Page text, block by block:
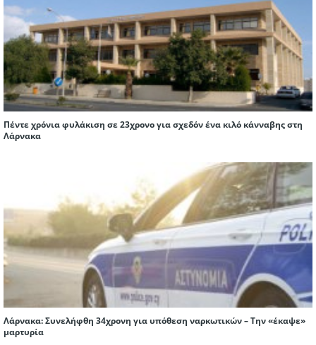
Πέντε χρόνια φυλάκιση σε 23χρονο για σχεδόν ένα κιλό κάνναβης στη
Λάρνακα
Λάρνακα: Συνελήφθη 34χρονη για υπόθεση ναρκωτικών – Την «έκαψε»
μαρτυρία